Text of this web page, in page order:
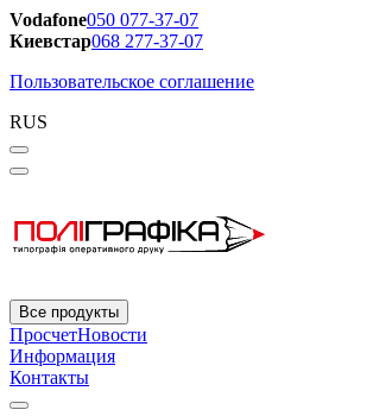
Vodafone050 077-37-07
Киевстар068 277-37-07
Пользовательское соглашение
RUS
Все продукты
ПросчетНовости
Информация
Контакты